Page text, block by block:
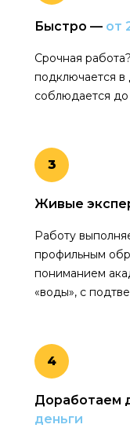
Быстро — от
Срочная
подключается в
соблюдается
3
Живые
Работу
профильным
пониманием
«воды», с
4
Доработаем
деньги